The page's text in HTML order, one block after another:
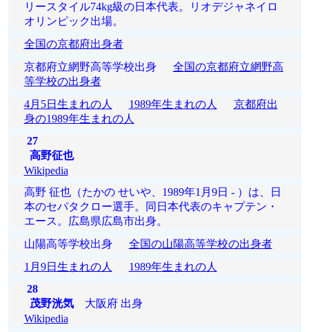
リースタイル74kg級の日本代表。リオデジャネイロ
オリンピック出場。
全国の京都府出身者
京都府立網野高等学校出身 全国の京都府立網野高
等学校の出身者
4月5日生まれの人
1989年生まれの人
京都府出
身の1989年生まれの人
27
高野征也
Wikipedia
高野 征也（たかの せいや、1989年1月9日 - ）は、日
本のセパタクロー選手。同日本代表のキャプテン・
エース。広島県広島市出身。
山陽高等学校出身 全国の山陽高等学校の出身者
1月9日生まれの人
1989年生まれの人
28
茂野洸気大阪府 出身
Wikipedia